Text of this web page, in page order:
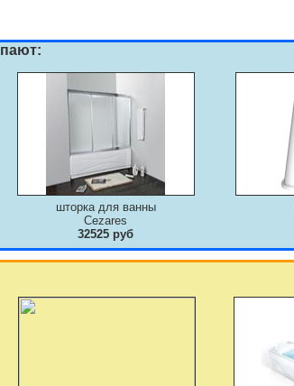
шторка для ванны
Cezares
32525 руб